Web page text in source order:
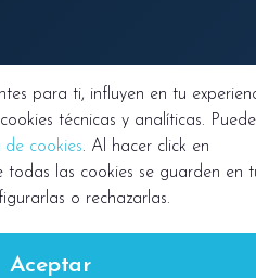
para ti, influyen en tu
técnicas y analíticas.
de cookies. Al hacer click en
todas las cookies se guarden en
o rechazarlas.
Aceptar